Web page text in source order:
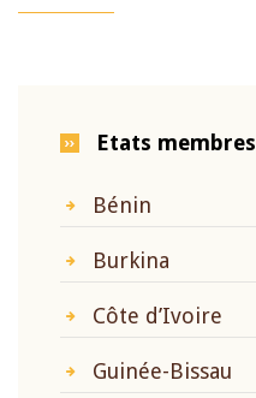
Etats membres
Bénin
Burkina
Côte d’Ivoire
Guinée-Bissau